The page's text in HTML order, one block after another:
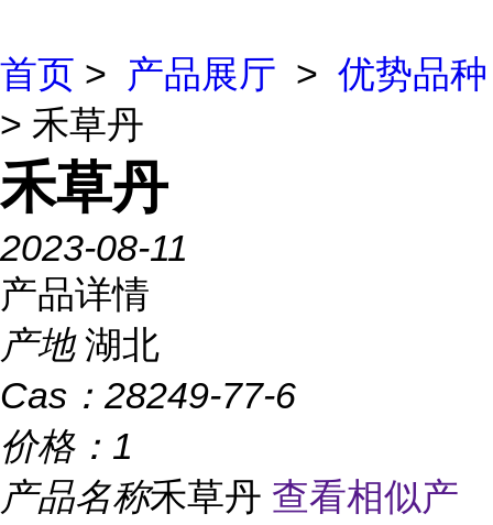
首页 > 产品展厅 > 优势品种
> 禾草丹
禾草丹
2023-08-11
产品详情
产地 湖北
Cas： 28249-77-6
价格： 1
产品名称禾草丹 查看相似产